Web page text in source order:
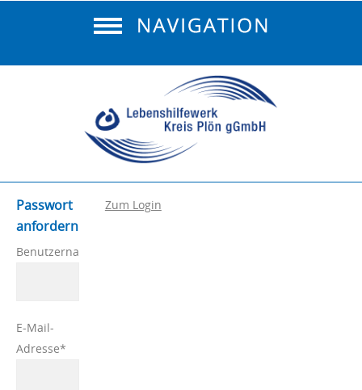
Passwort
anfordern
Pflichtfeld
Benutzername
Pflichtfeld
E-Mail-
Adresse*
Zum Login